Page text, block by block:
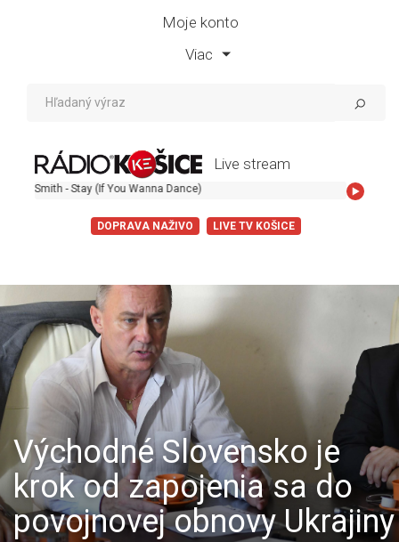
Moje konto
Viac
Live stream
- Stay (If You Wanna Dance)
DOPRAVA NAŽIVO LIVE TV KOŠICE
Východné Slovensko je
krok od zapojenia sa do
povojnovej obnovy Ukrajiny